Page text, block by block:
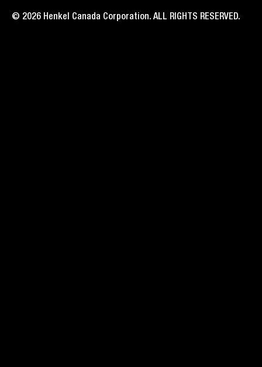
© 2026 Henkel Canada Corporation. ALL RIGHTS RESERVED.